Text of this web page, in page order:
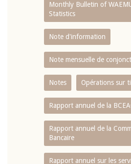
Monthly Bulletin of
Statistics
Note d'information
Note mensuelle de
Notes Opérations sur
Rapport annuel de la
Rapport annuel de la
Bancaire
Rapport annuel sur les